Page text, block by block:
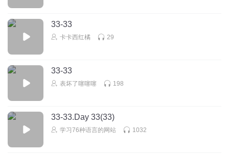
33-33
卡卡西红橘 29
33-33
表坏了噻噻噻 198
33-33.Day 33(33)
学习76种语言的网站 1032